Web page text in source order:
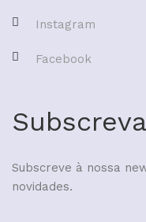
Instagram
Facebook
Subscreve à nossa
novidades.